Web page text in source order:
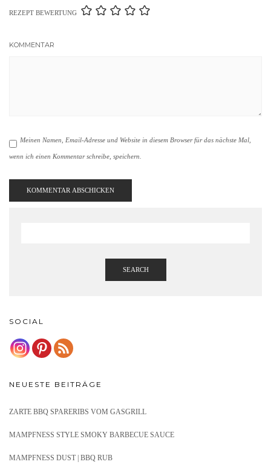
REZEPT BEWERTUNG
KOMMENTAR
Meinen Namen, Email-Adresse und Website in diesem Browser für das nächste Mal,
wenn ich einen Kommentar schreibe, speichern.
SEARCH
SOCIAL
NEUESTE BEITRÄGE
ZARTE BBQ SPARERIBS VOM GASGRILL
MAMPFNESS STYLE SMOKY BARBECUE SAUCE
MAMPFNESS DUST | BBQ RUB